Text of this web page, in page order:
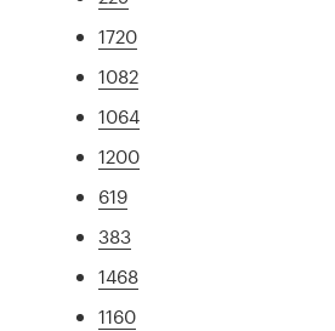
1720
1082
1064
1200
619
383
1468
1160